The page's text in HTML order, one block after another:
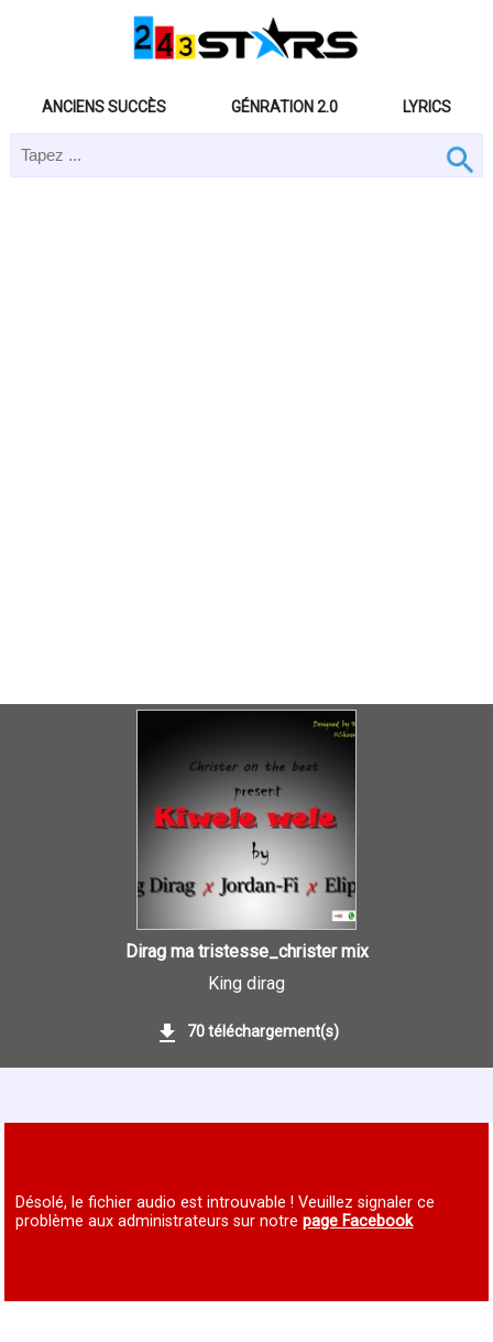
ANCIENS SUCCÈS GÉNRATION 2.0 LYRICS
Dirag ma tristesse_christer mix
King dirag
70 téléchargement(s)
Désolé, le fichier audio est introuvable ! Veuillez signaler ce
problème aux administrateurs sur notrepage Facebook